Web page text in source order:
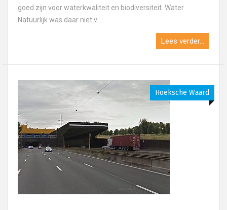
goed zijn voor waterkwaliteit en biodiversiteit. Water
Natuurlijk was daar niet v....
Lees verder...
Hoeksche Waard